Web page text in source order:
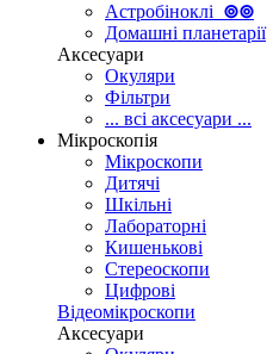
Астробіноклі ⊚⊚
Домашні планетарії
Аксесуари
Окуляри
Фільтри
... всі аксесуари ...
Мікроскопія
Мікроскопи
Дитячі
Шкільні
Лабораторні
Кишенькові
Стереоскопи
Цифрові
Відеомікроскопи
Аксесуари